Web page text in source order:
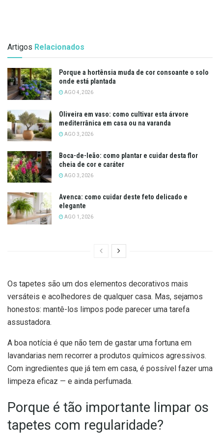
Artigos Relacionados
Porque a hortênsia muda de cor consoante o solo
onde está plantada
AGO 4, 2026
Oliveira em vaso: como cultivar esta árvore
mediterrânica em casa ou na varanda
AGO 3, 2026
Boca-de-leão: como plantar e cuidar desta flor
cheia de cor e caráter
AGO 3, 2026
Avenca: como cuidar deste feto delicado e
elegante
AGO 1, 2026
Os tapetes são um dos elementos decorativos mais
versáteis e acolhedores de qualquer casa. Mas, sejamos
honestos: mantê-los limpos pode parecer uma tarefa
assustadora.
A boa notícia é que não tem de gastar uma fortuna em
lavandarias nem recorrer a produtos químicos agressivos.
Com ingredientes que já tem em casa, é possível fazer uma
limpeza eficaz — e ainda perfumada.
Porque é tão importante limpar os
tapetes com regularidade?